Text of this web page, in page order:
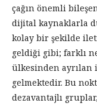
çağın önemli
dijital kaynaklarla
kolay bir şekilde
geldiği gibi; farklı
ülkesinden ayrılan
gelmektedir. Bu
dezavantajlı